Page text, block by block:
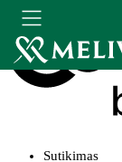
Sutikimas